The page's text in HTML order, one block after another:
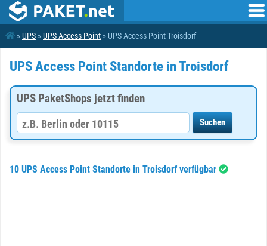
»UPS »UPS Access Point » UPS Access Point Troisdorf
UPS Access Point Standorte in Troisdorf
UPS PaketShops jetzt finden
10 UPS Access Point Standorte in Troisdorf verfügbar